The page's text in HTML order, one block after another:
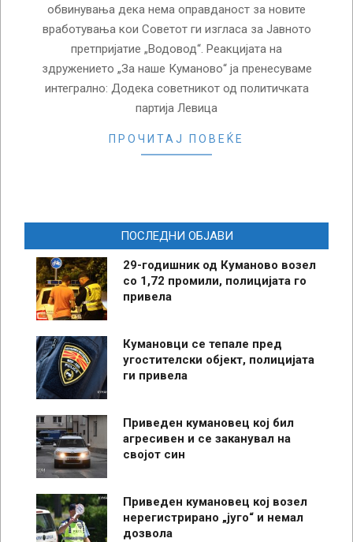
обвинувања дека нема оправданост за новите
вработувања кои Советот ги изгласа за Јавното
претпријатие „Водовод“. Реакцијата на
здружението „За наше Куманово“ ја пренесуваме
интегрално: Додека советникот од политичката
партија Левица
ПРОЧИТАЈ ПОВЕЌЕ
ПОСЛЕДНИ ОБЈАВИ
29-годишник од Куманово возел
со 1,72 промили, полицијата го
привела
Кумановци се тепале пред
угостителски објект, полицијата
ги привела
Приведен кумановец кој бил
агресивен и се заканувал на
својот син
Приведен кумановец кој возел
нерегистрирано „југо“ и немал
дозвола